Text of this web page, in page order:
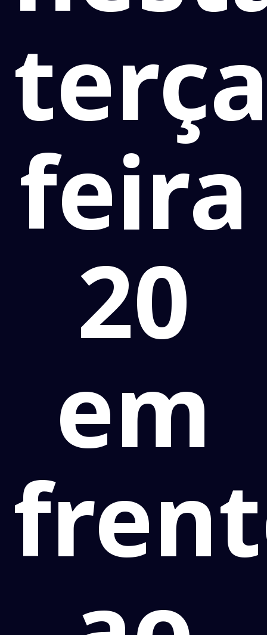
feira
20
em